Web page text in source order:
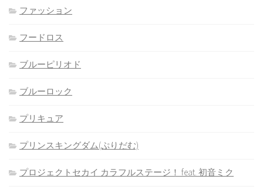
ファッション
フードロス
ブルーピリオド
ブルーロック
プリキュア
プリンスキングダム(ぷりだむ)
プロジェクトセカイ カラフルステージ！ feat. 初音ミク